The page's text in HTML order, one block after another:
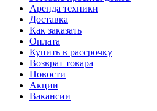
Аренда техники
Доставка
Как заказать
Оплата
Купить в рассрочку
Возврат товара
Новости
Акции
Вакансии